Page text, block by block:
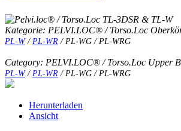
Kategorie: PELVI.LOC® / Torso.Loc
PL-W/ PL-WR / PL-WG / PL-WRG
Category: PELVI.LOC® / Torso.Loc Upper
PL-W/ PL-WR / PL-WG / PL-WRG
Herunterladen
Ansicht